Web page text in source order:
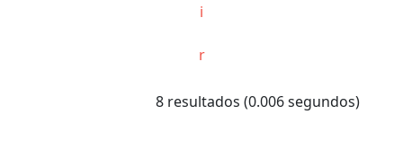
i
r
8 resultados (0.006 segundos)